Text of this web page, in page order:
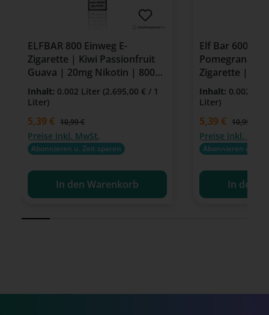
ELFBAR 800 Einweg E-
Zigarette | Kiwi Passionfruit
Guava | 20mg Nikotin | 800
Züge
Inhalt: 0.002 Liter (2.695,00 € / 1
Liter)
Verkaufspreis:
5,39 € Regulärer Preis:
10,99 €
Preise inkl. MwSt.
Abonnieren u. Zeit sparen
In den Warenkorb
Elf Bar 600
Pomegranate
Zigarette |
Inhalt: 0.002
Liter)
Verkaufspreis:
5,39 € Regulärer
10,99 €
Preise inkl.
Abonnieren u.
In den